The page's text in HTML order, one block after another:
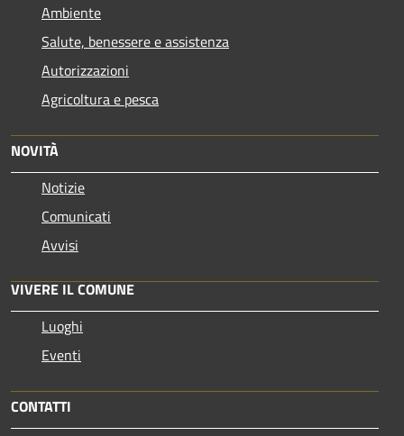
Ambiente
Salute, benessere e assistenza
Autorizzazioni
Agricoltura e pesca
NOVITÀ
Notizie
Comunicati
Avvisi
VIVERE IL COMUNE
Luoghi
Eventi
CONTATTI